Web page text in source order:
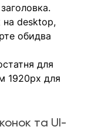
на desktop,
обидва
для
1920px для
та UI-